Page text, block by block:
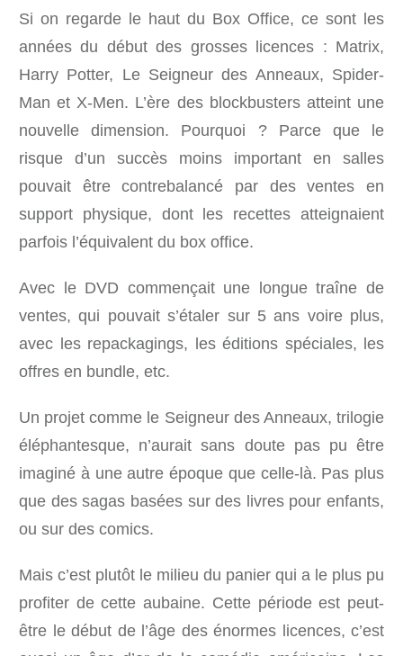
Si on regarde le haut du Box Office, ce sont les
années du début des grosses licences : Matrix,
Harry Potter, Le Seigneur des Anneaux, Spider-
Man et X-Men. L’ère des blockbusters atteint une
nouvelle dimension. Pourquoi ? Parce que le
risque d’un succès moins important en salles
pouvait être contrebalancé par des ventes en
support physique, dont les recettes atteignaient
parfois l’équivalent du box office.
Avec le DVD commençait une longue traîne de
ventes, qui pouvait s’étaler sur 5 ans voire plus,
avec les repackagings, les éditions spéciales, les
offres en bundle, etc.
Un projet comme le Seigneur des Anneaux, trilogie
éléphantesque, n’aurait sans doute pas pu être
imaginé à une autre époque que celle-là. Pas plus
que des sagas basées sur des livres pour enfants,
ou sur des comics.
Mais c’est plutôt le milieu du panier qui a le plus pu
profiter de cette aubaine. Cette période est peut-
être le début de l’âge des énormes licences, c’est